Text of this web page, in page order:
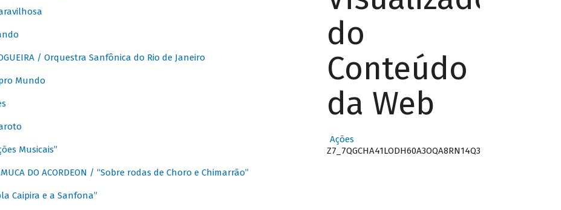
/ Orquestra Sanfônica do Rio de Janeiro
Mundo
Musicais”
DO ACORDEON / “Sobre rodas de Choro e Chimarrão”
Caipira e a Sanfona”
do
Conteúdo
da Web
Ações
Z7_7QGCHA41LODH60A3OQA8RN14Q3